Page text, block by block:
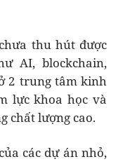
thu hút được
AI, blockchain,
2 trung tâm kinh
lực khoa học và
chất lượng cao.
các dự án nhỏ,